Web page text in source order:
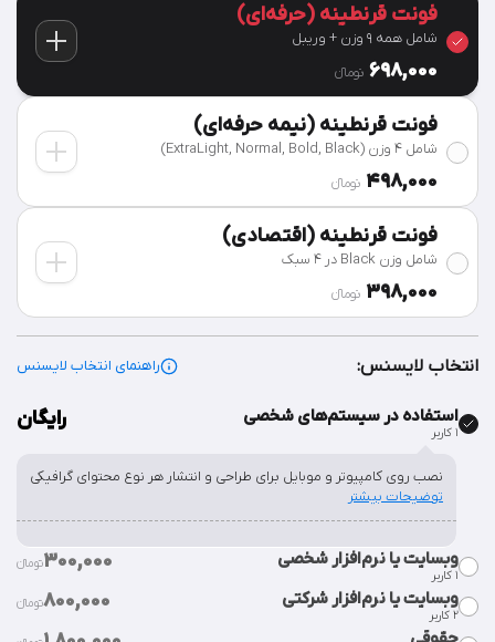
فونت قرنطینه (حرفه‌ای)
شامل همه 9 وزن‌ + وریبل
698,000 تومان‫ء‬
فونت قرنطینه (نیمه حرفه‌ای)
شامل 4 وزن (ExtraLight, Normal, Bold, Black)
498,000 تومان‫ء‬
فونت قرنطینه (اقتصادی)
شامل وزن Black در 4 سبک
398,000 تومان‫ء‬
انتخاب لایسنس: راهنمای انتخاب لایسنس
استفاده در سیستم‌های شخصی
۱ کاربر
رایگان
نصب روی کامپیوتر و موبایل برای طراحی و انتشار هر نوع محتوای گرافیکی
توضیحات بیشتر
وبسایت یا نرم‌افزار شخصی
۱ کاربر
300,000تومان‫ء‬‫
قراردادن فایل فونت در سورس وبسایت یا نرم‌افزار شخصی.
وبسایت یا نرم‌افزار شرکتی
٢ کاربر
800,000تومان‫ء‬‫